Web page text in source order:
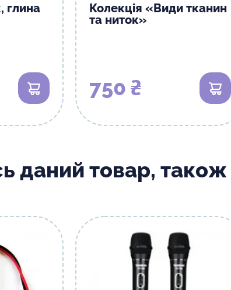
глина
В кошик
Колекція «Види тканин
та ниток»
750 ₴ В
даний товар, також